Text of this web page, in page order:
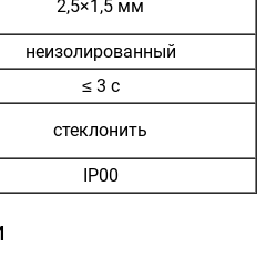
2,5×1,5 мм
неизолированный
≤ 3 с
стеклонить
IP00